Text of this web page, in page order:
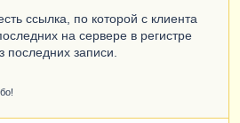
ссылка, по которой с клиента
на сервере в регистре
записи.